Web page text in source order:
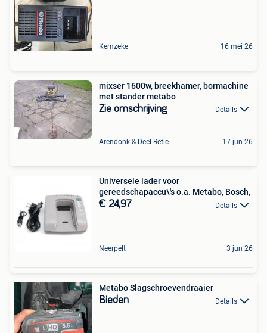
Kemzeke 16 mei 26
mixser 1600w, breekhamer, bormachine
met stander metabo
Zie omschrijving Details
Arendonk & Deel Retie 17 jun 26
Universele lader voor
gereedschapaccu\'s o.a. Metabo, Bosch,
€ 24,97 Details
Neerpelt 3 jun 26
Metabo Slagschroevendraaier
Bieden Details